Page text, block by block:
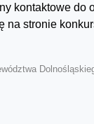
kontaktowe do
na stronie